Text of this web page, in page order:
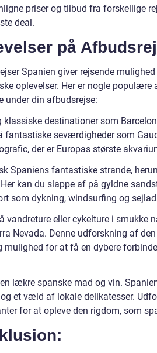
priser og tilbud fra forskellige
deal.
på
Spanien giver rejsende
oplevelser. Her er nogle populære
under din afbudsrejse:
klassiske destinationer som
fantastiske seværdigheder som
der er Europas største
Spaniens fantastiske strande,
kan du slappe af på gyldne
som dykning, windsurfing og
vandreture eller cykelture i smukke
Nevada. Denne udforskning af
mulighed for at få en dybere
lækre spanske mad og vin.
et væld af lokale delikatesser.
for at opleve den rigdom, som